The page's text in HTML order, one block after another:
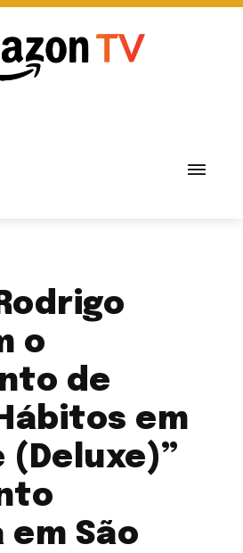
o
de
em
(Deluxe)”
São